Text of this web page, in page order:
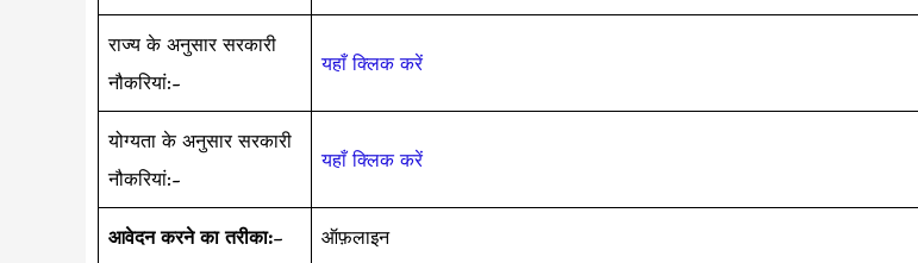
राज्य के अनुसार सरकारी
नौकरियां:-
यहाँ क्लिक करें
योग्यता के अनुसार सरकारी
नौकरियां:-
यहाँ क्लिक करें
आवेदन करने का तरीका:– ऑफ़लाइन